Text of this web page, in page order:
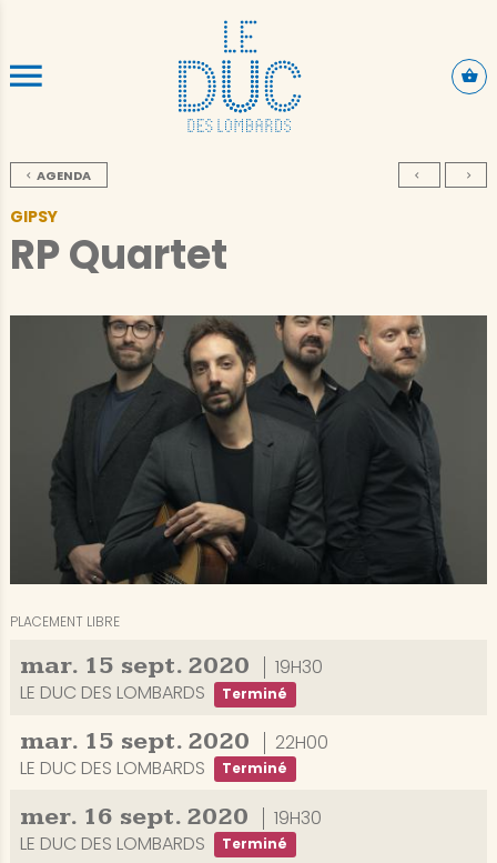
ALLER AU CONTENU PRINCIPAL
AGENDA
GIPSY
RP Quartet
PLACEMENT LIBRE
mar. 15 sept. 2020
19H30
LE DUC DES LOMBARDS
Terminé
mar. 15 sept. 2020
22H00
LE DUC DES LOMBARDS
Terminé
mer. 16 sept. 2020
19H30
LE DUC DES LOMBARDS
Terminé